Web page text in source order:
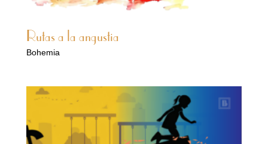
Rutas a la angustia
Bohemia